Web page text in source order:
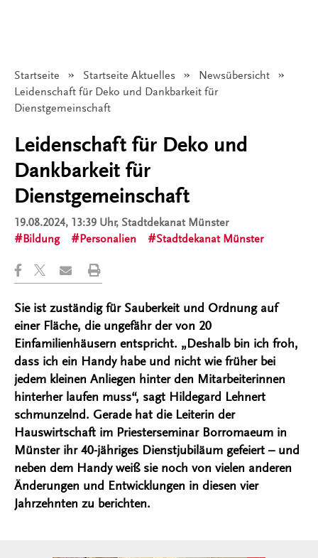
Startseite Startseite Aktuelles
Newsübersicht
Angezeigt:
Leidenschaft für Deko und Dankbarkeit für
Dienstgemeinschaft
Leidenschaft für Deko und
Dankbarkeit für
Dienstgemeinschaft
19.08.2024, 13:39 Uhr, Stadtdekanat Münster
Bildung
Personalien Stadtdekanat Münster
Sie ist zuständig für Sauberkeit und Ordnung auf
einer Fläche, die ungefähr der von 20
Einfamilienhäusern entspricht. „Deshalb bin ich froh,
dass ich ein Handy habe und nicht wie früher bei
jedem kleinen Anliegen hinter den Mitarbeiterinnen
hinterher laufen muss“, sagt Hildegard Lehnert
schmunzelnd. Gerade hat die Leiterin der
Hauswirtschaft im Priesterseminar Borromaeum in
Münster ihr 40-jähriges Dienstjubiläum gefeiert – und
neben dem Handy weiß sie noch von vielen anderen
Änderungen und Entwicklungen in diesen vier
Jahrzehnten zu berichten.